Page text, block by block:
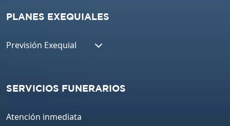
PLANES EXEQUIALES
Previsión Exequial
SERVICIOS FUNERARIOS
Atención inmediata